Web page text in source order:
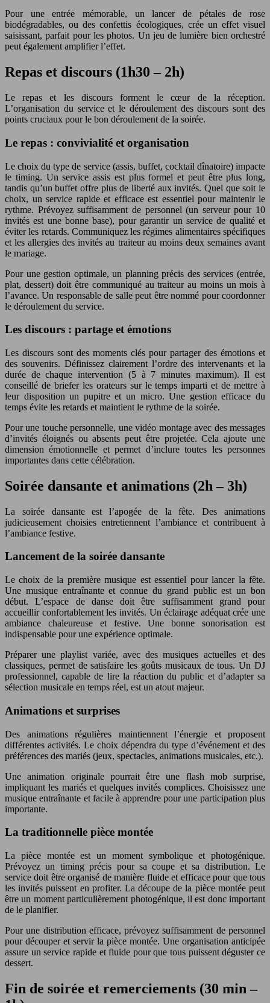
Pour une entrée mémorable, un lancer de pétales de rose
biodégradables, ou des confettis écologiques, crée un effet visuel
saisissant, parfait pour les photos. Un jeu de lumière bien orchestré
peut également amplifier l’effet.
Repas et discours (1h30 – 2h)
Le repas et les discours forment le cœur de la réception.
L’organisation du service et le déroulement des discours sont des
points cruciaux pour le bon déroulement de la soirée.
Le repas : convivialité et organisation
Le choix du type de service (assis, buffet, cocktail dînatoire) impacte
le timing. Un service assis est plus formel et peut être plus long,
tandis qu’un buffet offre plus de liberté aux invités. Quel que soit le
choix, un service rapide et efficace est essentiel pour maintenir le
rythme. Prévoyez suffisamment de personnel (un serveur pour 10
invités est une bonne base), pour garantir un service de qualité et
éviter les retards. Communiquez les régimes alimentaires spécifiques
et les allergies des invités au traiteur au moins deux semaines avant
le mariage.
Pour une gestion optimale, un planning précis des services (entrée,
plat, dessert) doit être communiqué au traiteur au moins un mois à
l’avance. Un responsable de salle peut être nommé pour coordonner
le déroulement du service.
Les discours : partage et émotions
Les discours sont des moments clés pour partager des émotions et
des souvenirs. Définissez clairement l’ordre des intervenants et la
durée de chaque intervention (5 à 7 minutes maximum). Il est
conseillé de briefer les orateurs sur le temps imparti et de mettre à
leur disposition un pupitre et un micro. Une gestion efficace du
temps évite les retards et maintient le rythme de la soirée.
Pour une touche personnelle, une vidéo montage avec des messages
d’invités éloignés ou absents peut être projetée. Cela ajoute une
dimension émotionnelle et permet d’inclure toutes les personnes
importantes dans cette célébration.
Soirée dansante et animations (2h – 3h)
La soirée dansante est l’apogée de la fête. Des animations
judicieusement choisies entretiennent l’ambiance et contribuent à
l’ambiance festive.
Lancement de la soirée dansante
Le choix de la première musique est essentiel pour lancer la fête.
Une musique entraînante et connue du grand public est un bon
début. L’espace de danse doit être suffisamment grand pour
accueillir confortablement les invités. Un éclairage adéquat crée une
ambiance chaleureuse et festive. Une bonne sonorisation est
indispensable pour une expérience optimale.
Préparer une playlist variée, avec des musiques actuelles et des
classiques, permet de satisfaire les goûts musicaux de tous. Un DJ
professionnel, capable de lire la réaction du public et d’adapter sa
sélection musicale en temps réel, est un atout majeur.
Animations et surprises
Des animations régulières maintiennent l’énergie et proposent
différentes activités. Le choix dépendra du type d’événement et des
préférences des mariés (jeux, spectacles, animations musicales, etc.).
Une animation originale pourrait être une flash mob surprise,
impliquant les mariés et quelques invités complices. Choisissez une
musique entraînante et facile à apprendre pour une participation plus
importante.
La traditionnelle pièce montée
La pièce montée est un moment symbolique et photogénique.
Prévoyez un timing précis pour sa coupe et sa distribution. Le
service doit être organisé de manière fluide et efficace pour que tous
les invités puissent en profiter. La découpe de la pièce montée peut
être un moment particulièrement photogénique, il est donc important
de le planifier.
Pour une distribution efficace, prévoyez suffisamment de personnel
pour découper et servir la pièce montée. Une organisation anticipée
assure un service rapide et fluide pour que tous puissent déguster ce
dessert.
Fin de soirée et remerciements (30 min –